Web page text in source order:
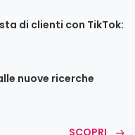
di clienti con TikTok:
nuove ricerche
SCOPRI